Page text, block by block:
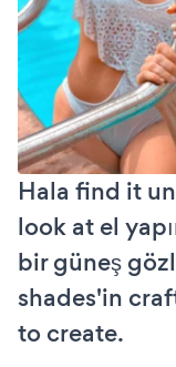
Hala find it
look at el
bir güneş
shades'in
to create.